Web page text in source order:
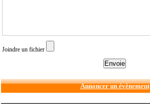
Joindre un fichier
Annoncer un évènement